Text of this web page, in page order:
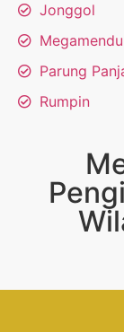
Jonggol
Parung
Rumpin